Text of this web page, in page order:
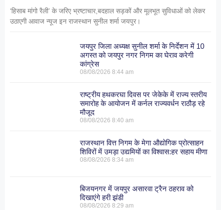
‘हिसाब मांगो रैली’ के जरिए भ्रष्टाचार,बदहाल सड़कों और मूलभूत सुविधाओं को लेकर
उठाएगी आवाज न्यूज इन राजस्थान सुनील शर्मा जयपुर।
जयपुर जिला अध्यक्ष सुनील शर्मा के निर्देशन में 10
अगस्त को जयपुर नगर निगम का घेराव करेगी
कांग्रेस
08/08/20268:44 am
राष्ट्रीय हथकरघा दिवस पर जेकेके में राज्य स्तरीय
समारोह के आयोजन में कर्नल राज्यवर्धन राठौड़ रहे
मौजूद
08/08/20268:40 am
राजस्थान वित्त निगम के मेगा औद्योगिक प्रोत्साहन
शिविरों में उमड़ा उद्यमियों का विश्वास:हर सहाय मीणा
08/08/20268:34 am
बिजयनगर में जयपुर असारवा ट्रैन ठहराव को
दिखाएंगे हरी झंडी
08/08/20268:29 am